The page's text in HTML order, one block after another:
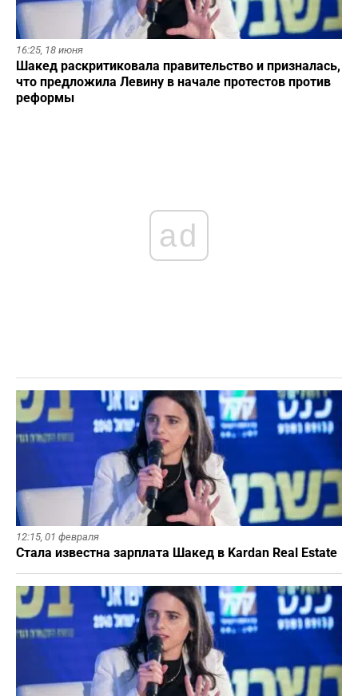
16:25, 18 июня
Шакед раскритиковала правительство и призналась,
что предложила Левину в начале протестов против
реформы
ad
12:15, 01 февраля
Стала известна зарплата Шакед в Kardan Real Estate